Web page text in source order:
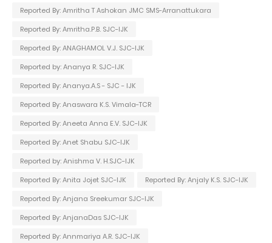
Reported By: Amritha T Ashokan JMC SMS-Arranattukara
Reported By: Amritha.P.B. SJC-IJK
Reported By: ANAGHAMOL V.J. SJC-IJK
Reported by: Ananya R. SJC-IJK
Reported By: Ananya.A.S - SJC - IJK
Reported By: Anaswara K.S. Vimala-TCR
Reported By: Aneeta Anna E.V. SJC-IJK
Reported By: Anet Shabu SJC-IJK
Reported by: Anishma V. H.SJC-IJK
Reported By: Anita Jojet SJC-IJK
Reported By: Anjaly K.S. SJC-IJK
Reported By: Anjana Sreekumar SJC-IJK
Reported By: AnjanaDas SJC-IJK
Reported By: Annmariya A.R. SJC-IJK